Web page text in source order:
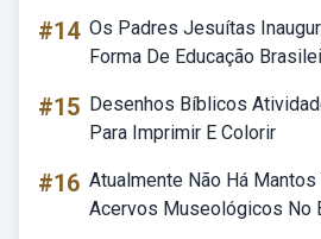
#14 Os Padres Jesuítas
Forma De Educação
#15 Desenhos Bíblicos
Para Imprimir E Colorir
#16 Atualmente Não Há
Acervos Museológicos No